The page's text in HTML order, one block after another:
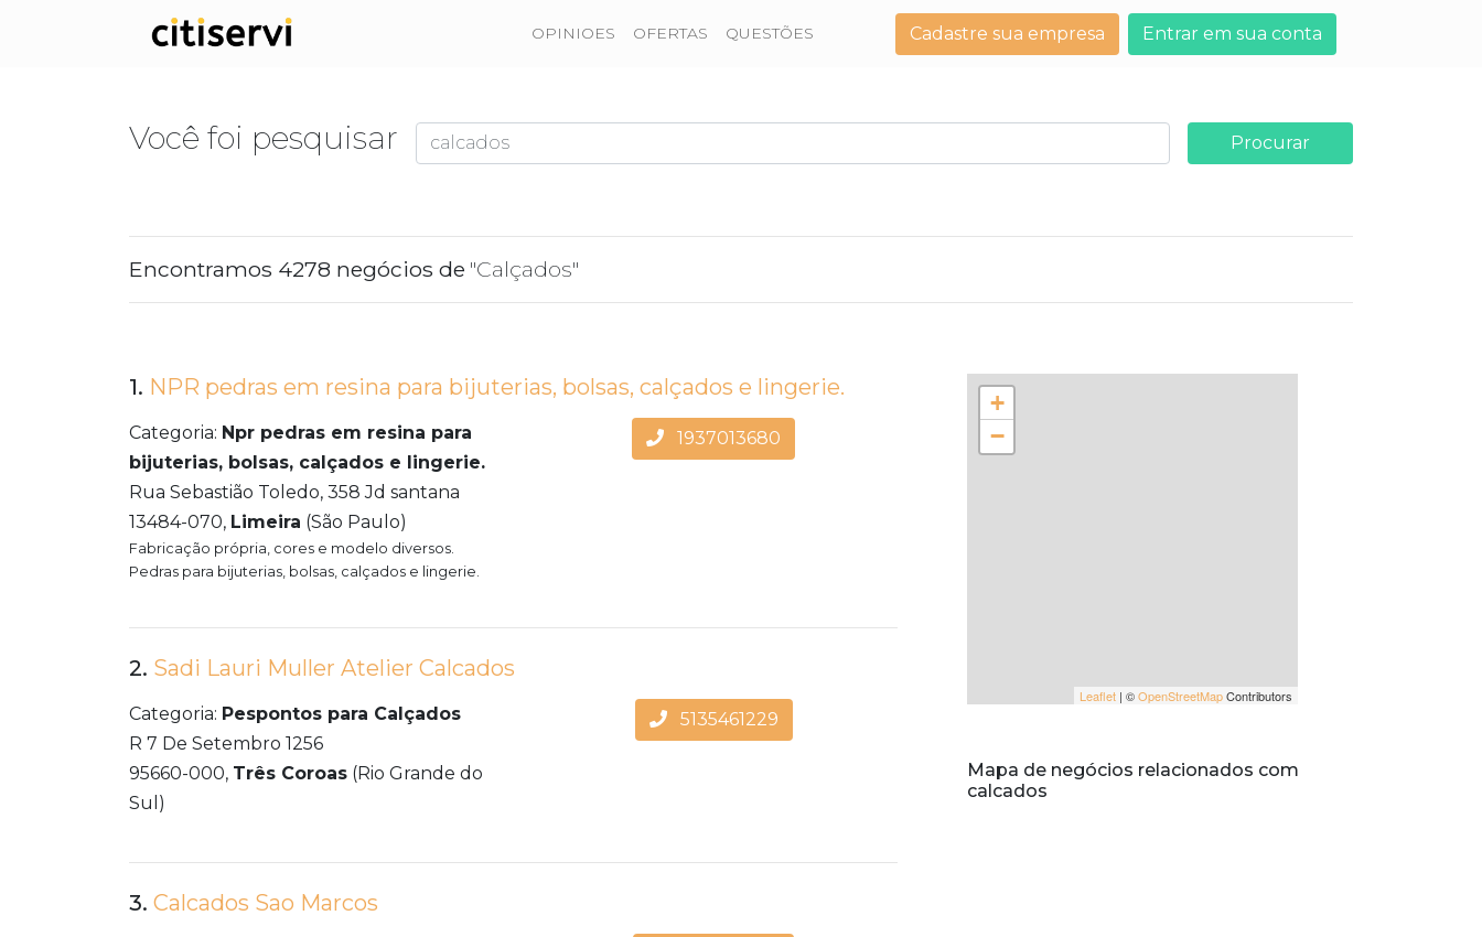
OPINIOES OFERTAS QUESTÕES Cadastre sua empresa Entrar em sua conta
Você foi pesquisar Procurar
Encontramos 4278 negócios de "Calçados"
1. NPR pedras em resina para bijuterias, bolsas, calçados e lingerie.
Categoria: Npr pedras em resina para
bijuterias, bolsas, calçados e lingerie.
Rua Sebastião Toledo, 358 Jd santana
13484-070, Limeira (São Paulo)
1937013680
Fabricação própria, cores e modelo diversos.
Pedras para bijuterias, bolsas, calçados e lingerie.
2. Sadi Lauri Muller Atelier Calcados
Categoria: Pespontos para Calçados
R 7 De Setembro 1256
95660-000, Três Coroas (Rio Grande do
Sul)
5135461229
3. Calcados Sao Marcos
+
−
Leaflet | ©OpenStreetMapContributors
Mapa de negócios relacionados com
calcados